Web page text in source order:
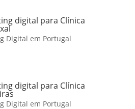
digital para Clínica
Digital em Portugal
digital para Clínica
Digital em Portugal